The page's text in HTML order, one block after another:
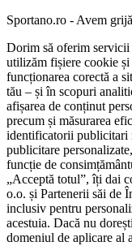
Sportano.ro - Avem
Dorim să oferim
utilizăm fișiere cookie
funcționarea corectă a
tău – și în scopuri
afișarea de conținut
precum și măsurarea
identificatorii publicitari
publicitare
funcție de
„Acceptă totul”, îți dai
o.o. și Partenerii săi de
inclusiv pentru
acestuia. Dacă nu
domeniul de aplicare al